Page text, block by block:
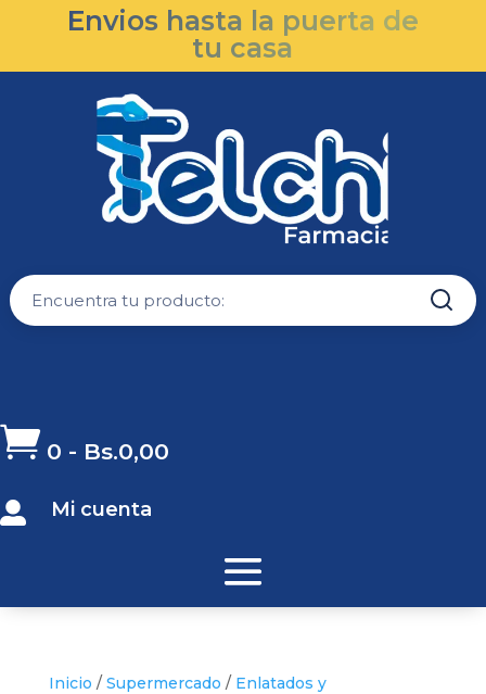
Envios hasta la puerta de
tu casa
 0 - Bs.0,00
 Mi cuenta
Inicio / Supermercado / Enlatados y